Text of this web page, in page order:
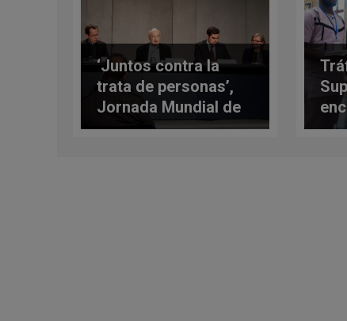
‘Juntos contra la
trata de personas’,
Jornada Mundial de
Oración y Reflexión